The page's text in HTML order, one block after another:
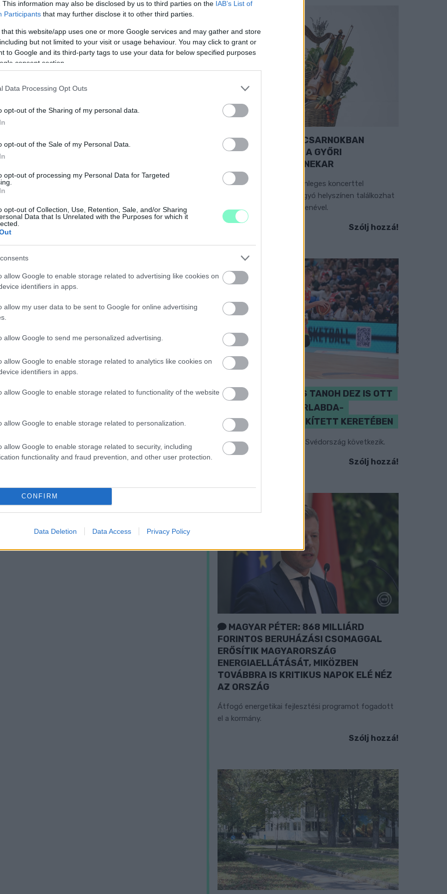
This information may also be disclosed by us to third parties on the IAB’s List of
Participants that may further disclose it to other third parties.
that this website/app uses one or more Google services and may gather and store
but not limited to your visit or usage behaviour. You may click to grant or
to Google and its third-party tags to use your data for below specified purposes
consent section.
Data Processing Opt Outs
opt-out of the Sharing of my personal data.
opt-out of the Sale of my Personal Data.
opt-out of processing my Personal Data for Targeted
opt-out of Collection, Use, Retention, Sale, and/or Sharing
Data that Is Unrelated with the Purposes for which it
allow Google to enable storage related to advertising like cookies on
identifiers in apps.
allow my user data to be sent to Google for online advertising
allow Google to send me personalized advertising.
allow Google to enable storage related to analytics like cookies on
identifiers in apps.
allow Google to enable storage related to functionality of the website
allow Google to enable storage related to personalization.
allow Google to enable storage related to security, including
functionality and fraud prevention, and other user protection.
CONFIRM
Data Deletion Data Access Privacy Policy
fontos kérdésekkel, miközben
A rendezvény a szakmai fejlődés
akik néhány napra a magyar
részesei lehettek.
Nemzeti Újságírók Demokratikus
00000113-44920004.
általad küldött pénz adomány.
EXTRA: A VÁSÁRCSARNOKBAN
NYITJA ÚJ ÉVADÁT A GYŐRI
FILHARMONIKUS ZENEKAR
A „Zenélő piac” című különleges koncerttel
szeptember 7-én rendhagyó helyszínen találkozhat
a közönség a klasszikus zenével.
Szólj hozzá!
PERL, VÁRADI ÉS TANOH DEZ IS OTT
VAN A FÉRFI KOSÁRLABDA-
VÁLOGATOTT SZŰKÍTETT KERETÉBEN
Észtország, Szlovénia és Svédország következik.
Szólj hozzá!
MAGYAR PÉTER: 868 MILLIÁRD
FORINTOS BERUHÁZÁSI CSOMAGGAL
ERŐSÍTIK MAGYARORSZÁG
ENERGIAELLÁTÁSÁT, MIKÖZBEN
TOVÁBBRA IS KRITIKUS NAPOK ELÉ NÉZ
AZ ORSZÁG
Átfogó energetikai fejlesztési programot fogadott
el a kormány.
Szólj hozzá!